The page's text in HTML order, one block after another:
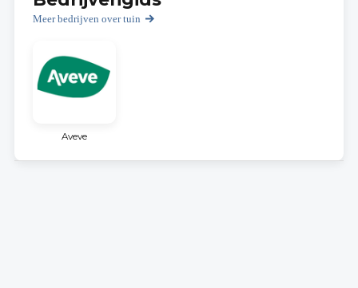
Meer bedrijven over tuin
Aveve